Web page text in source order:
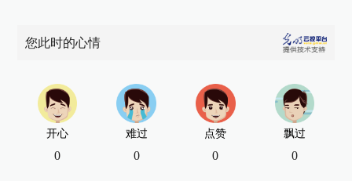
您此时的心情
开心
0
难过
0
点赞
0
飘过
0